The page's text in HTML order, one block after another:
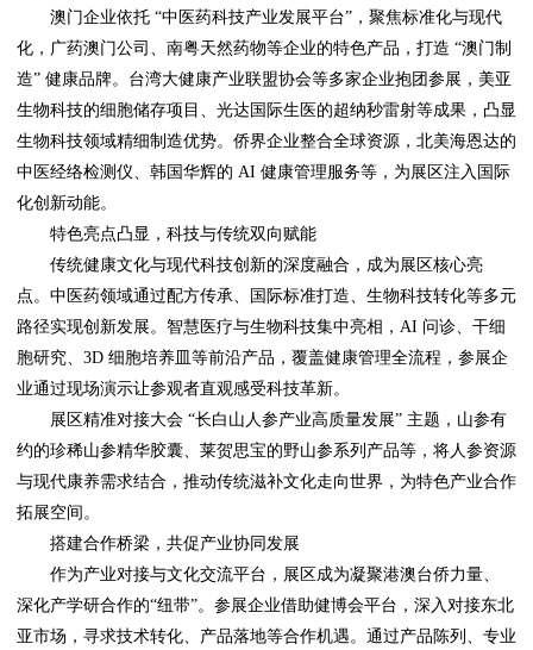
澳门企业依托 “中医药科技产业发展平台”，聚焦标准化与现代
化，广药澳门公司、南粤天然药物等企业的特色产品，打造 “澳门制
造” 健康品牌。台湾大健康产业联盟协会等多家企业抱团参展，美亚
生物科技的细胞储存项目、光达国际生医的超纳秒雷射等成果，凸显
生物科技领域精细制造优势。侨界企业整合全球资源，北美海恩达的
中医经络检测仪、韩国华辉的 AI 健康管理服务等，为展区注入国际
化创新动能。
特色亮点凸显，科技与传统双向赋能
传统健康文化与现代科技创新的深度融合，成为展区核心亮
点。中医药领域通过配方传承、国际标准打造、生物科技转化等多元
路径实现创新发展。智慧医疗与生物科技集中亮相，AI 问诊、干细
胞研究、3D 细胞培养皿等前沿产品，覆盖健康管理全流程，参展企
业通过现场演示让参观者直观感受科技革新。
展区精准对接大会 “长白山人参产业高质量发展” 主题，山参有
约的珍稀山参精华胶囊、莱贺思宝的野山参系列产品等，将人参资源
与现代康养需求结合，推动传统滋补文化走向世界，为特色产业合作
拓展空间。
搭建合作桥梁，共促产业协同发展
作为产业对接与文化交流平台，展区成为凝聚港澳台侨力量、
深化产学研合作的“纽带”。参展企业借助健博会平台，深入对接东北
亚市场，寻求技术转化、产品落地等合作机遇。通过产品陈列、专业